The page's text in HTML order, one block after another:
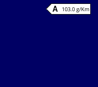
103.0 g/Km